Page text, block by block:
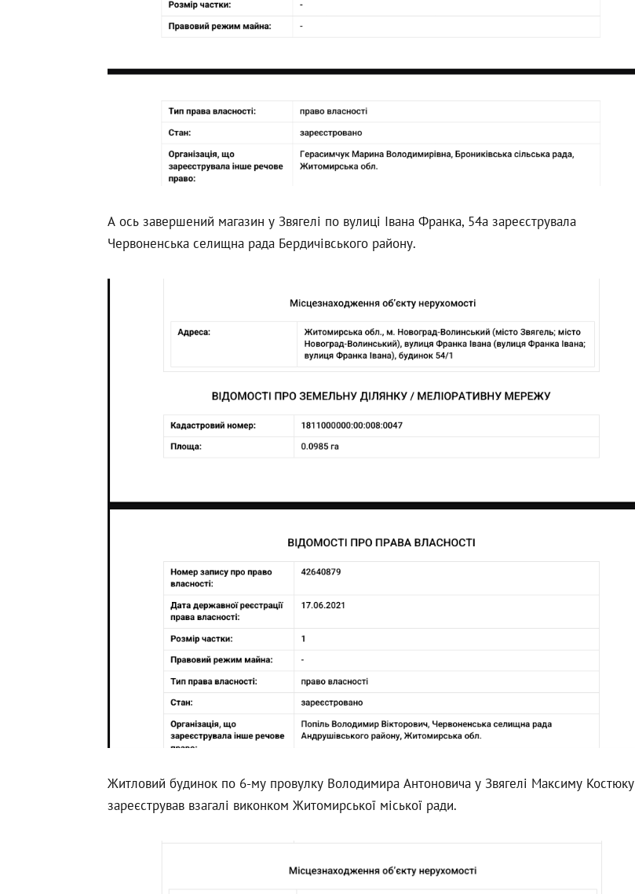
А ось завершений магазин у Звягелі по вулиці Івана Франка, 54а зареєструвала
Червоненська селищна рада Бердичівського району.
Житловий будинок по 6-му провулку Володимира Антоновича у Звягелі Максиму Костюку
зареєстрував взагалі виконком Житомирської міської ради.